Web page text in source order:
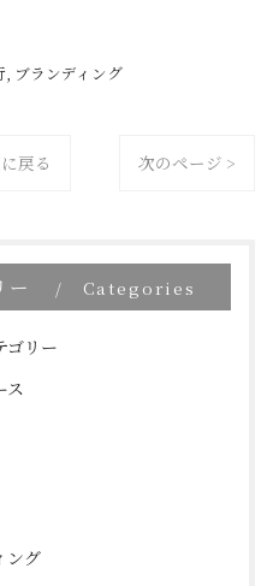
ブランディング
戻る 次のページ >
ー Categories
ゴリー
ス
ング